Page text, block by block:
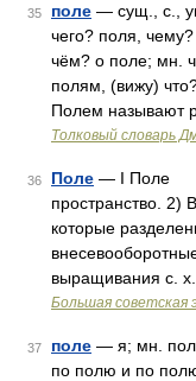
35 поле — сущ., с.,
чего? поля,
чём? о поле; мн.
полям, (вижу)
Полем называют
Толковый словарь
36 Поле — I Поле
пространство. 2)
которые
выращивания с.
Большая советская
37 поле — я; мн.
по полю и по